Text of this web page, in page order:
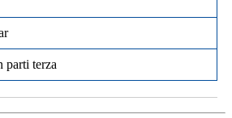
parti terza